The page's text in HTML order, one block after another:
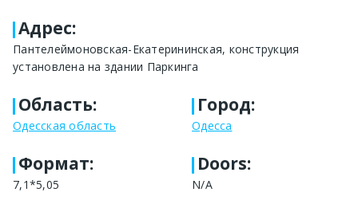
Адрес:
Пантелеймоновская-Екатерининская, конструкция
установлена на здании Паркинга
Область:
Одесская область
Город:
Одесса
Формат:
7,1*5,05
Doors:
N/A